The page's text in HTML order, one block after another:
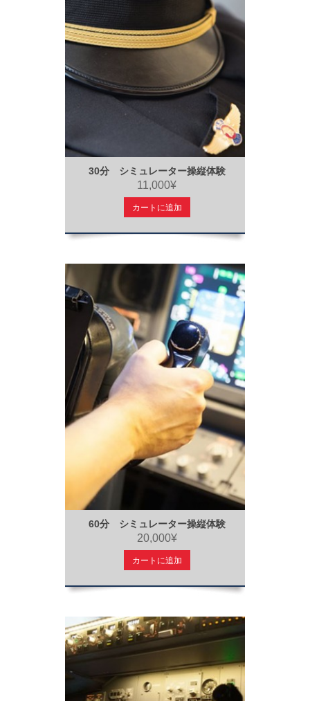
30分 シミュレーター操縦体験
11,000¥
カートに追加
60分 シミュレーター操縦体験
20,000¥
カートに追加